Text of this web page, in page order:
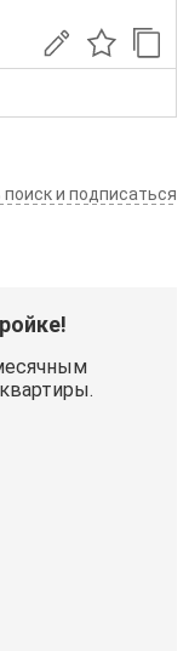
и подписаться